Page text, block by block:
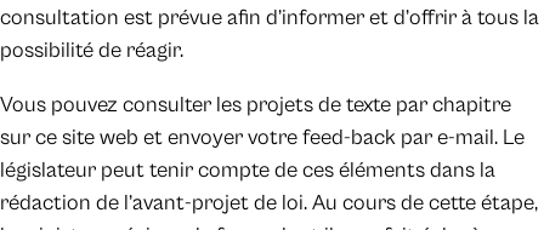
consultation est prévue afin d’informer et d’offrir à tous la
possibilité de réagir.
Vous pouvez consulter les projets de texte par chapitre
sur ce site web et envoyer votre feed-back par e-mail. Le
législateur peut tenir compte de ces éléments dans la
rédaction de l’avant-projet de loi. Au cours de cette étape,